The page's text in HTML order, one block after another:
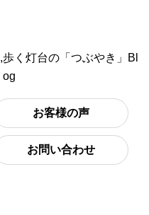
,歩く灯台の「つぶやき」Bl
og
お客様の声
お問い合わせ